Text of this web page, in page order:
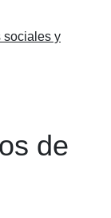
sociales y
de